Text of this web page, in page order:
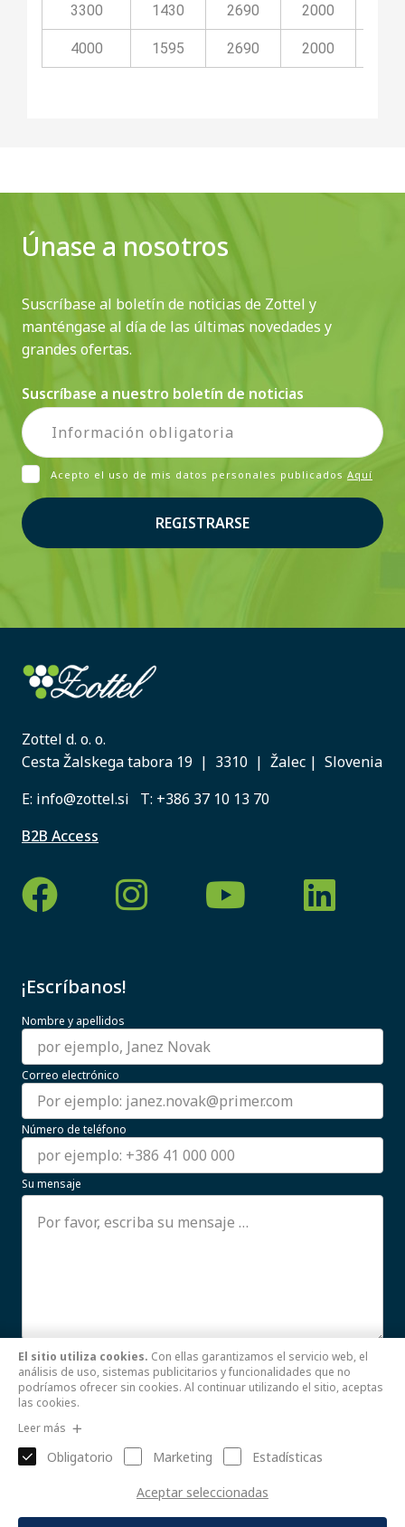
3300 1430 2690 2000
4000 1595 2690 2000
Únase a nosotros
Suscríbase al boletín de noticias de Zottel y
manténgase al día de las últimas novedades y
grandes ofertas.
Suscríbase a nuestro boletín de noticias
Acepto el uso de mis datos personales publicados Aquí
REGISTRARSE
Zottel d. o. o.
Cesta Žalskega tabora 19 | 3310 | Žalec | Slovenia
E: info@zottel.si T: +386 37 10 13 70
B2B Access
¡Escríbanos!
Nombre y apellidos
Correo electrónico
Número de teléfono
Su mensaje
Estoy de acuerdo con el uso de mis datos personales.
Leer más
El sitio utiliza cookies. Con ellas garantizamos el servicio web, el
análisis de uso, sistemas publicitarios y funcionalidades que no
podríamos ofrecer sin cookies. Al continuar utilizando el sitio, aceptas
las cookies.
Leer más
Obligatorio Marketing Estadísticas
Aceptar seleccionadas